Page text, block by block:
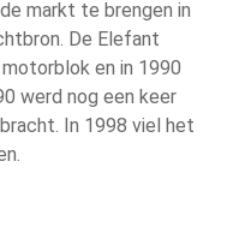
markt te brengen in
De Elefant
en in 1990
werd nog een keer
In 1998 viel het